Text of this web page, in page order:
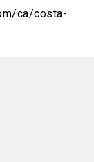
ca/costa-